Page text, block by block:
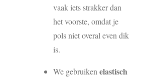
vaak iets strakker dan
het voorste, omdat je
pols niet overal even dik
is.
We gebruiken elastisch